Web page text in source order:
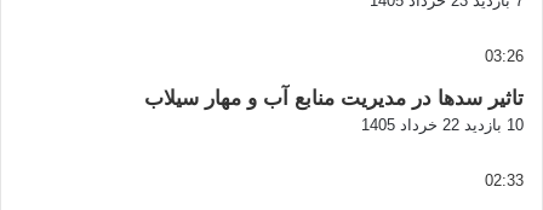
03:26
تاثیر سدها در مدیریت منابع آب و مهار سیلاب
10 بازدید 22 خرداد 1405
02:33